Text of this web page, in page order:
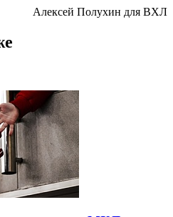
Алексей Полухин для ВХЛ